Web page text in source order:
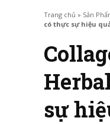
Trang chủ » Sản
có thực sự hiệu
sự